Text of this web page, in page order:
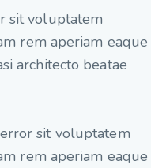
sit voluptatem
rem aperiam eaque
architecto beatae
sit voluptatem
rem aperiam eaque